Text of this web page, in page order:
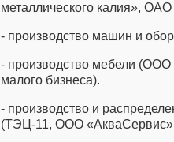
металлического калия»,
- производство машин и
- производство мебели
малого бизнеса).
- производство и
(ТЭЦ-11, ООО «АкваСервис»